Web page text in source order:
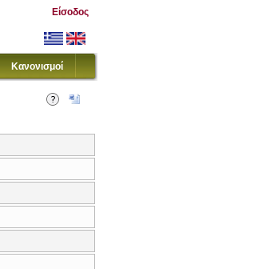
Είσοδος
Κανονισμοί